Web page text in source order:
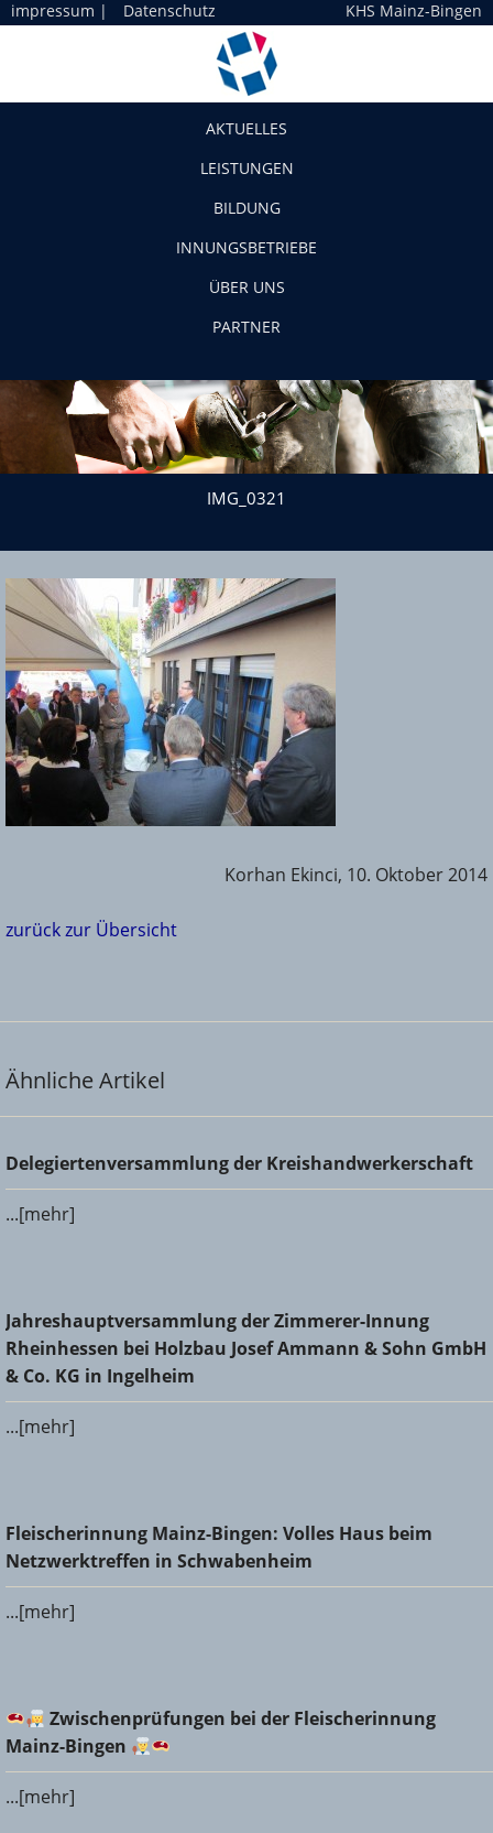
impressum | Datenschutz KHS Mainz-Bingen
AKTUELLES
LEISTUNGEN
BILDUNG
INNUNGSBETRIEBE
ÜBER UNS
PARTNER
IMG_0321
Korhan Ekinci, 10. Oktober 2014
zurück zur Übersicht
Ähnliche Artikel
Delegiertenversammlung der Kreishandwerkerschaft
Delegiertenversammlung der Kreishandwerkerschaft
...[mehr]
Jahreshauptversammlung der Zimmerer-Innung
Rheinhessen bei Holzbau Josef Ammann & Sohn GmbH &
Co. KG in Ingelheim
Jahreshauptversammlung der Zimmerer-Innung
Rheinhessen bei Holzbau Josef Ammann & Sohn GmbH
& Co. KG in Ingelheim
...[mehr]
Fleischerinnung Mainz-Bingen: Volles Haus beim
Netzwerktreffen in Schwabenheim
Fleischerinnung Mainz-Bingen: Volles Haus beim
Netzwerktreffen in Schwabenheim
...[mehr]
Zwischenprüfungen bei der Fleischerinnung Mainz-
Bingen
Zwischenprüfungen bei der Fleischerinnung
Mainz-Bingen
...[mehr]